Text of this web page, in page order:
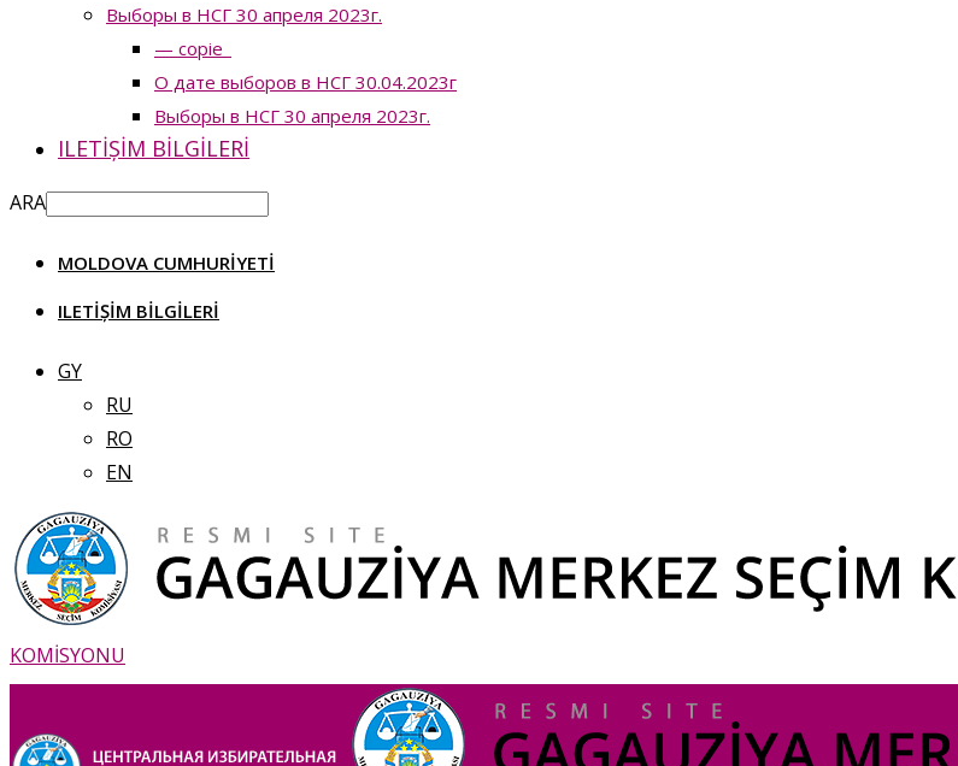
Выборы в НСГ 30 апреля 2023г.
— copie_
О дате выборов в НСГ 30.04.2023г
Выборы в НСГ 30 апреля 2023г.
ILETIȘIM BILGILERI
ARA
MOLDOVA CUMHURIYETI
ILETIȘIM BILGILERI
GY
RU
RO
EN
KOMİSYONU